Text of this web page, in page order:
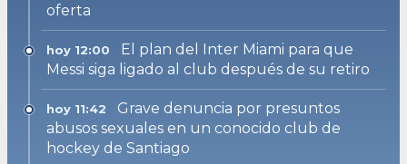
oferta
hoy 12:00
El plan del Inter Miami para que
Messi siga ligado al club después de su retiro
hoy 11:42
Grave denuncia por presuntos
abusos sexuales en un conocido club de
hockey de Santiago